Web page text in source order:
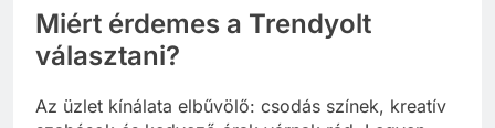
Miért érdemes a Trendyolt
választani?
Az üzlet kínálata elbűvölő: csodás színek, kreatív